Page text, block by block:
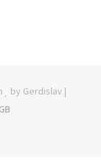
by Gerdislav |